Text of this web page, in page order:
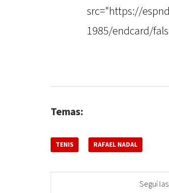
src="https://
1985/endcard/
Temas:
TENIS RAFAEL NADAL
Seguí